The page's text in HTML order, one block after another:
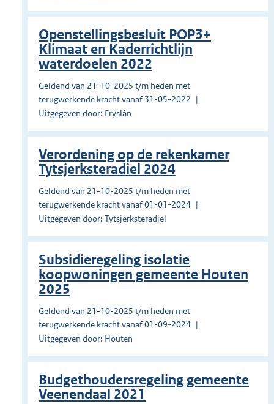
Openstellingsbesluit POP3+
Klimaat en Kaderrichtlijn
waterdoelen 2022
Geldend van 21-10-2025 t/m heden met
terugwerkende kracht vanaf 31-05-2022
Uitgegeven door: Fryslân
Verordening op de rekenkamer
Tytsjerksteradiel 2024
Geldend van 21-10-2025 t/m heden met
terugwerkende kracht vanaf 01-01-2024
Uitgegeven door: Tytsjerksteradiel
Subsidieregeling isolatie
koopwoningen gemeente Houten
2025
Geldend van 21-10-2025 t/m heden met
terugwerkende kracht vanaf 01-09-2024
Uitgegeven door: Houten
Budgethoudersregeling gemeente
Veenendaal 2021